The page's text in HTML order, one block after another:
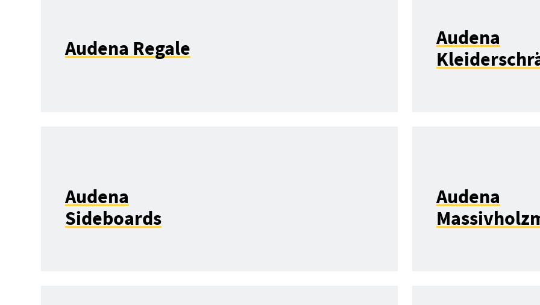
Audena Regale
Audena
Audena
Sideboards
Audena